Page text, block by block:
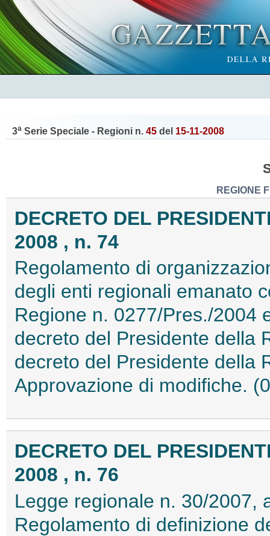
3a Serie Speciale - Regioni n. 45 del 15-11-2008
REGIONE
DECRETO DEL
2008 , n. 74
Regolamento di
degli enti regionali emanato
Regione n. 0277/Pres./2004
decreto del Presidente della
decreto del Presidente della
Approvazione di modifiche.
DECRETO DEL
2008 , n. 76
Legge regionale n. 30/2007,
Regolamento di definizione